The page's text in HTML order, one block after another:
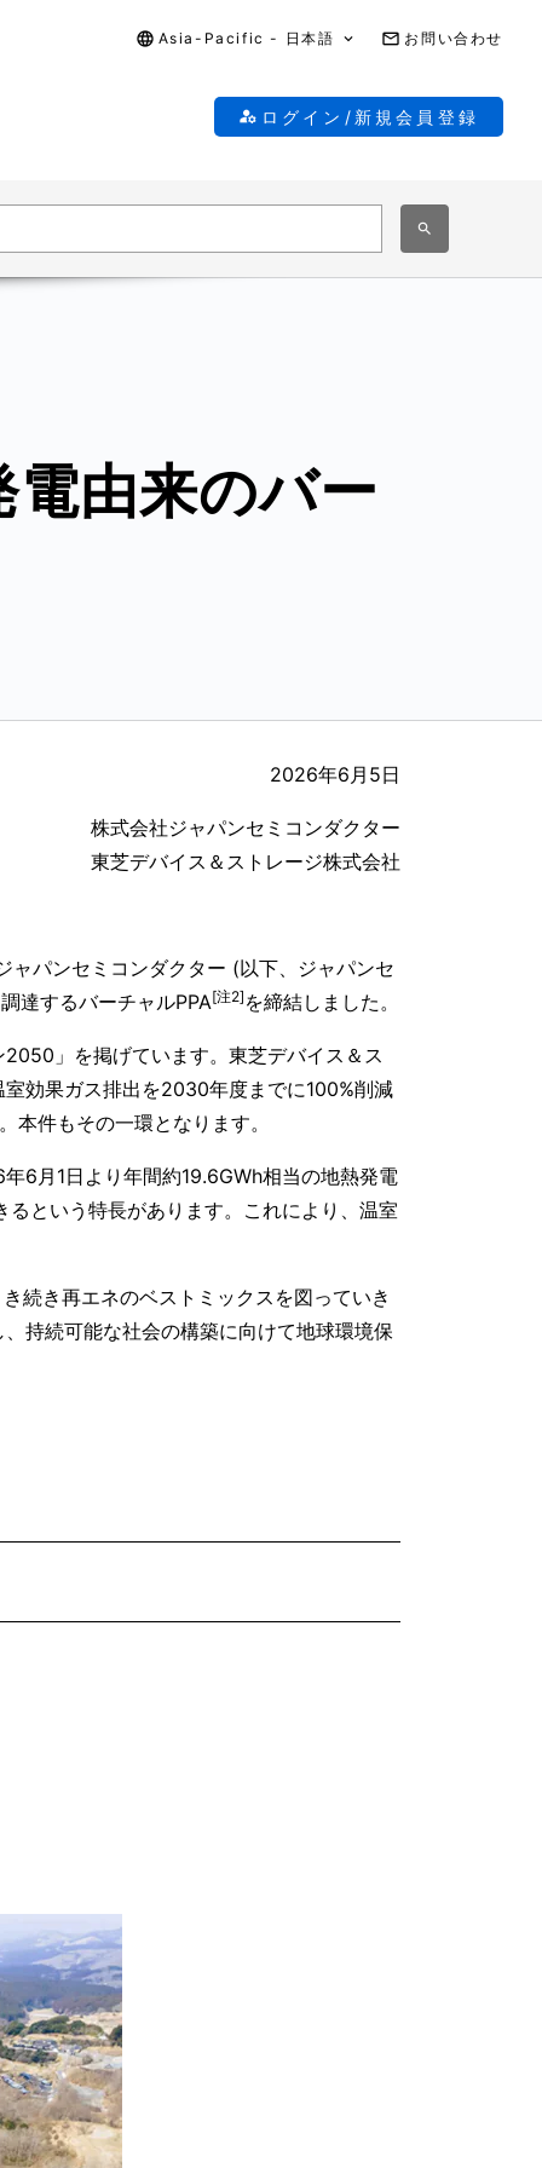
Asia-Pacific - 日本語 お問い合わせ
ログイン/新規会員登録
由来のバー
2026年6月5日
株式会社ジャパンセミコンダクター
東芝デバイス＆ストレージ株式会社
パンセミコンダクター (以下、ジャパンセ
達するバーチャルPPA[注2] を締結しました。
」を掲げています。東芝デバイス＆ス
効果ガス排出を2030年度までに100%削減
件もその一環となります。
6月1日より年間約19.6GWh相当の地熱発電
という特長があります。これにより、温室
続き再エネのベストミックスを図っていき
持続可能な社会の構築に向けて地球環境保